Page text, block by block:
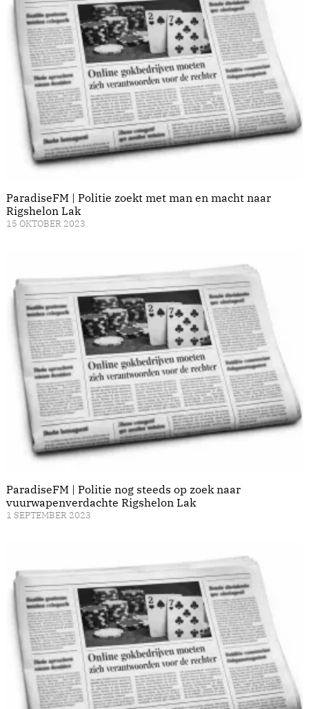
ParadiseFM | Politie zoekt met man en macht naar
Rigshelon Lak
15 OKTOBER 2023
ParadiseFM | Politie nog steeds op zoek naar
vuurwapenverdachte Rigshelon Lak
1 SEPTEMBER 2023